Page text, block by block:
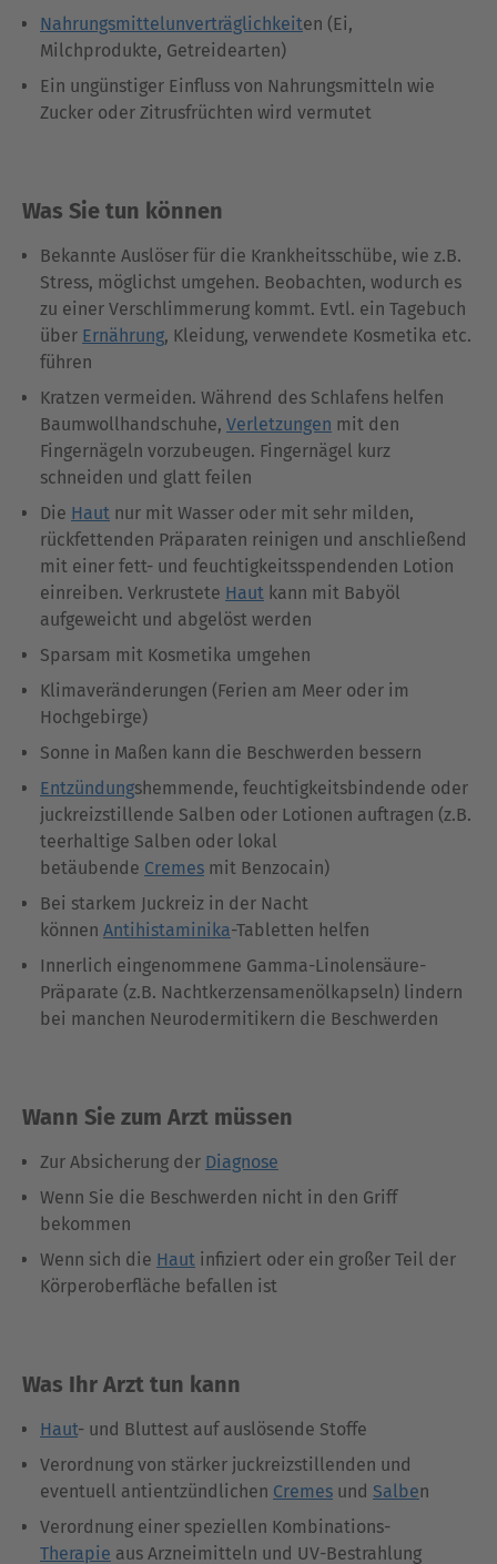
Nahrungsmittelunverträglichkeiten (Ei,
Milchprodukte, Getreidearten)
Ein ungünstiger Einfluss von Nahrungsmitteln wie
Zucker oder Zitrusfrüchten wird vermutet
Was Sie tun können
Bekannte Auslöser für die Krankheitsschübe, wie z.B.
Stress, möglichst umgehen. Beobachten, wodurch es
zu einer Verschlimmerung kommt. Evtl. ein Tagebuch
über Ernährung, Kleidung, verwendete Kosmetika etc.
führen
Kratzen vermeiden. Während des Schlafens helfen
Baumwollhandschuhe, Verletzungen mit den
Fingernägeln vorzubeugen. Fingernägel kurz
schneiden und glatt feilen
Die Haut nur mit Wasser oder mit sehr milden,
rückfettenden Präparaten reinigen und anschließend
mit einer fett- und feuchtigkeitsspendenden Lotion
einreiben. Verkrustete Haut kann mit Babyöl
aufgeweicht und abgelöst werden
Sparsam mit Kosmetika umgehen
Klimaveränderungen (Ferien am Meer oder im
Hochgebirge)
Sonne in Maßen kann die Beschwerden bessern
Entzündungshemmende, feuchtigkeitsbindende oder
juckreizstillende Salben oder Lotionen auftragen (z.B.
teerhaltige Salben oder lokal
betäubende Cremes mit Benzocain)
Bei starkem Juckreiz in der Nacht
können Antihistaminika-Tabletten helfen
Innerlich eingenommene Gamma-Linolensäure-
Präparate (z.B. Nachtkerzensamenölkapseln) lindern
bei manchen Neurodermitikern die Beschwerden
Wann Sie zum Arzt müssen
Zur Absicherung der Diagnose
Wenn Sie die Beschwerden nicht in den Griff
bekommen
Wenn sich die Haut infiziert oder ein großer Teil der
Körperoberfläche befallen ist
Was Ihr Arzt tun kann
Haut- und Bluttest auf auslösende Stoffe
Verordnung von stärker juckreizstillenden und
eventuell antientzündlichen Cremes und Salben
Verordnung einer speziellen Kombinations-
Therapie aus Arzneimitteln und UV-Bestrahlung